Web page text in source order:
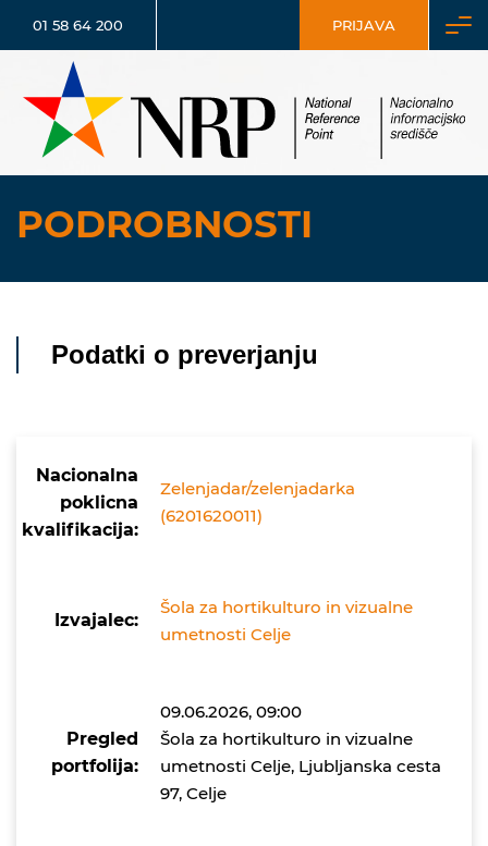
01 58 64 200 PRIJAVA
PODROBNOSTI
Podatki o preverjanju
Nacionalna
poklicna
kvalifikacija:
Zelenjadar/zelenjadarka
(6201620011)
Izvajalec:
Šola za hortikulturo in vizualne
umetnosti Celje
Pregled
portfolija:
09.06.2026, 09:00
Šola za hortikulturo in vizualne
umetnosti Celje, Ljubljanska cesta
97, Celje